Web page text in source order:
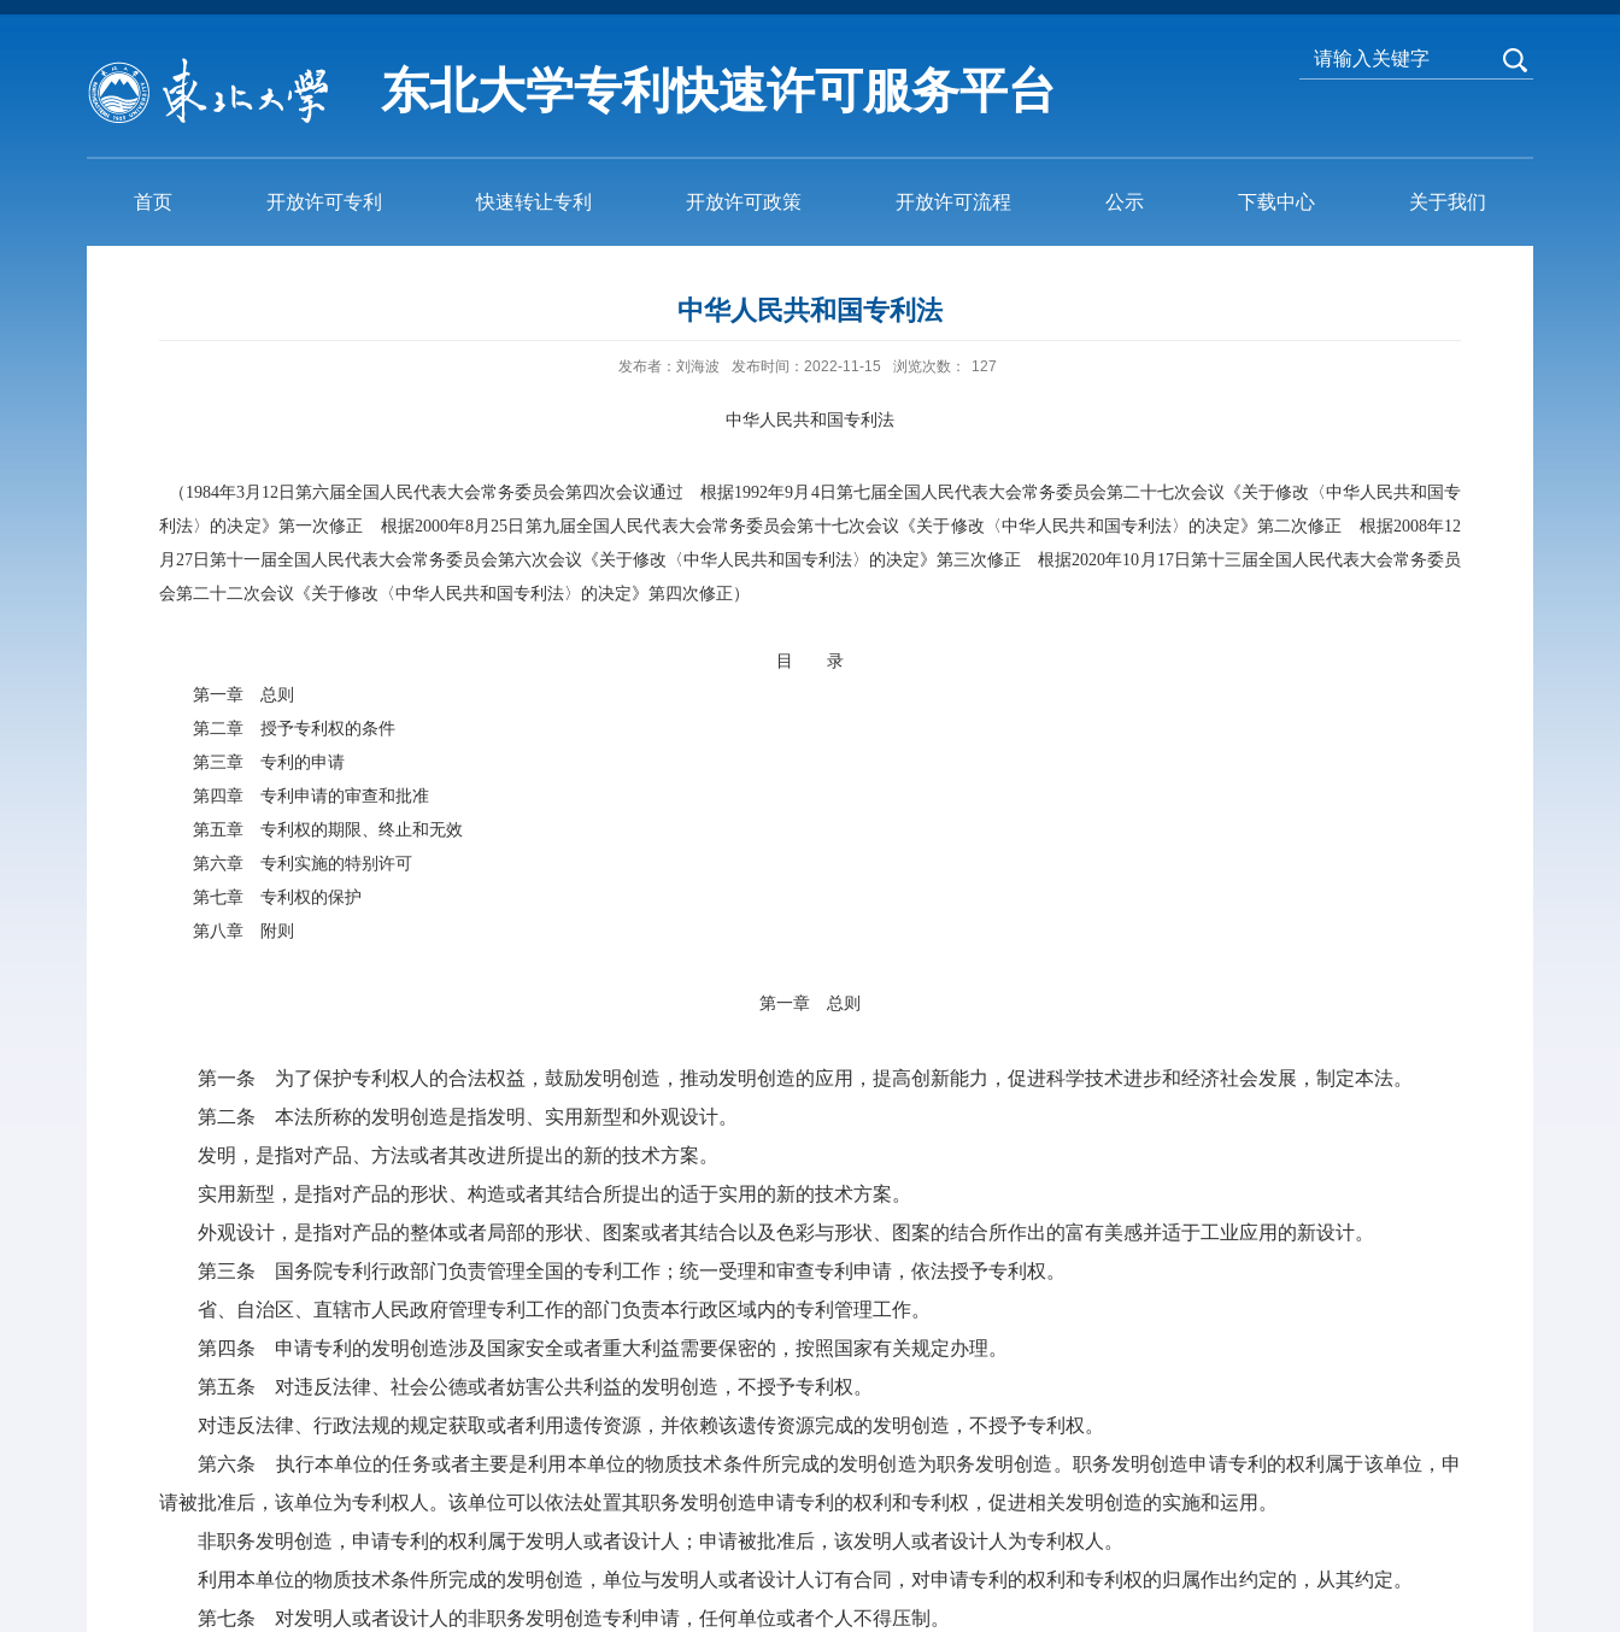
东北大学专利快速许可服务平台
首页 开放许可专利 快速转让专利 开放许可政策 开放许可流程 公示 下载中心 关于我们
中华人民共和国专利法
发布者：刘海波 发布时间：2022-11-15 浏览次数： 127
中华人民共和国专利法
（1984年3月12日第六届全国人民代表大会常务委员会第四次会议通过 根据1992年9月4日第七届全国人民代表大会常务委员会第二十七次会议《关于修改〈中华人民共和国专
利法〉的决定》第一次修正 根据2000年8月25日第九届全国人民代表大会常务委员会第十七次会议《关于修改〈中华人民共和国专利法〉的决定》第二次修正 根据2008年12
月27日第十一届全国人民代表大会常务委员会第六次会议《关于修改〈中华人民共和国专利法〉的决定》第三次修正 根据2020年10月17日第十三届全国人民代表大会常务委员
会第二十二次会议《关于修改〈中华人民共和国专利法〉的决定》第四次修正）
目 录
第一章 总则
第二章 授予专利权的条件
第三章 专利的申请
第四章 专利申请的审查和批准
第五章 专利权的期限、终止和无效
第六章 专利实施的特别许可
第七章 专利权的保护
第八章 附则
第一章 总则
第一条 为了保护专利权人的合法权益，鼓励发明创造，推动发明创造的应用，提高创新能力，促进科学技术进步和经济社会发展，制定本法。
第二条 本法所称的发明创造是指发明、实用新型和外观设计。
发明，是指对产品、方法或者其改进所提出的新的技术方案。
实用新型，是指对产品的形状、构造或者其结合所提出的适于实用的新的技术方案。
外观设计，是指对产品的整体或者局部的形状、图案或者其结合以及色彩与形状、图案的结合所作出的富有美感并适于工业应用的新设计。
第三条 国务院专利行政部门负责管理全国的专利工作；统一受理和审查专利申请，依法授予专利权。
省、自治区、直辖市人民政府管理专利工作的部门负责本行政区域内的专利管理工作。
第四条 申请专利的发明创造涉及国家安全或者重大利益需要保密的，按照国家有关规定办理。
第五条 对违反法律、社会公德或者妨害公共利益的发明创造，不授予专利权。
对违反法律、行政法规的规定获取或者利用遗传资源，并依赖该遗传资源完成的发明创造，不授予专利权。
第六条 执行本单位的任务或者主要是利用本单位的物质技术条件所完成的发明创造为职务发明创造。职务发明创造申请专利的权利属于该单位，申
请被批准后，该单位为专利权人。该单位可以依法处置其职务发明创造申请专利的权利和专利权，促进相关发明创造的实施和运用。
非职务发明创造，申请专利的权利属于发明人或者设计人；申请被批准后，该发明人或者设计人为专利权人。
利用本单位的物质技术条件所完成的发明创造，单位与发明人或者设计人订有合同，对申请专利的权利和专利权的归属作出约定的，从其约定。
第七条 对发明人或者设计人的非职务发明创造专利申请，任何单位或者个人不得压制。